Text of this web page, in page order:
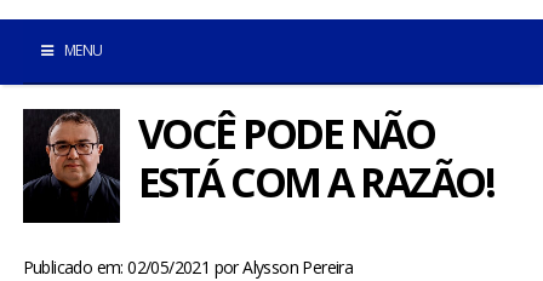
MENU
INÍCIO
POMBAL E REGIÃO
PARAÍBA
VOCÊ PODE NÃO
ESTÁ COM A RAZÃO!
Publicado em: 02/05/2021 porAlysson Pereira